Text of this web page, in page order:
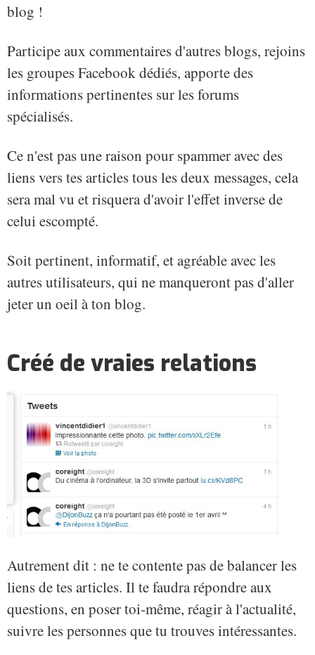
blog !
Participe aux commentaires d'autres blogs, rejoins
les groupes Facebook dédiés, apporte des
informations pertinentes sur les forums
spécialisés.
Ce n'est pas une raison pour spammer avec des
liens vers tes articles tous les deux messages, cela
sera mal vu et risquera d'avoir l'effet inverse de
celui escompté.
Soit pertinent, informatif, et agréable avec les
autres utilisateurs, qui ne manqueront pas d'aller
jeter un oeil à ton blog.
Créé de vraies relations
Autrement dit : ne te contente pas de balancer les
liens de tes articles. Il te faudra répondre aux
questions, en poser toi-même, réagir à l'actualité,
suivre les personnes que tu trouves intéressantes.